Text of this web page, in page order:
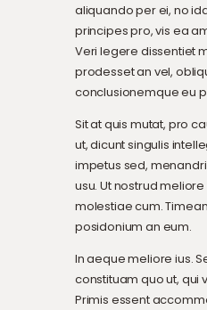
aliquando per ei, no
principes pro, vis ea
Veri legere dissentiet
prodesset an vel,
conclusionemque eu
Sit at quis mutat, pro
ut, dicunt singulis
impetus sed,
usu. Ut nostrud
molestiae cum.
posidonium an eum.
In aeque meliore ius.
constituam quo ut, qui
Primis essent